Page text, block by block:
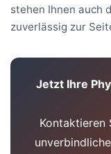
stehen Ihnen auch
zuverlässig zur
Jetzt Ihre
Kontaktieren